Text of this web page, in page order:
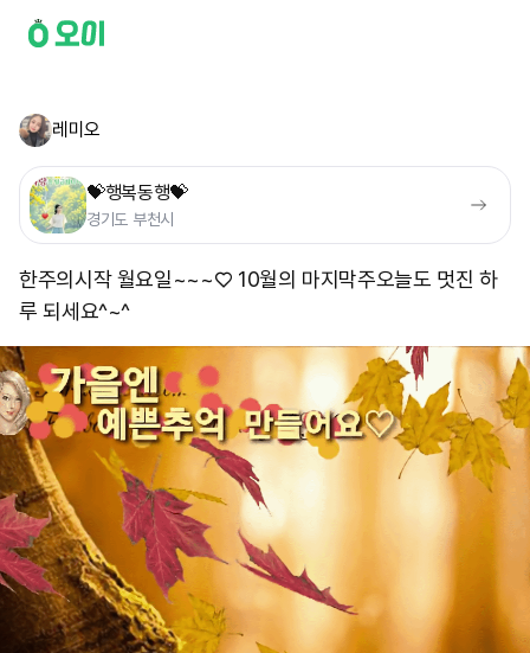
레미오
💝행복동행💝
경기도 부천시
한주의시작 월요일~~~♡ 10월의 마지막주 ​오늘도 멋진 하
루 되세요^~^